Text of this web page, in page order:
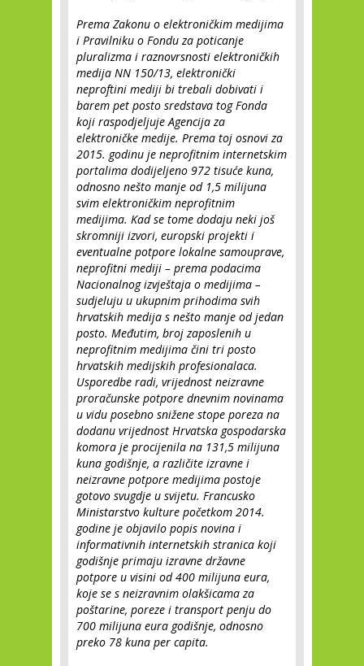
Prema Zakonu o elektroničkim medijima
i Pravilniku o Fondu za poticanje
pluralizma i raznovrsnosti elektroničkih
medija NN 150/13, elektronički
neproftini mediji bi trebali dobivati i
barem pet posto sredstava tog Fonda
koji raspodjeljuje Agencija za
elektroničke medije. Prema toj osnovi za
2015. godinu je neprofitnim internetskim
portalima dodijeljeno 972 tisuće kuna,
odnosno nešto manje od 1,5 milijuna
svim elektroničkim neprofitnim
medijima. Kad se tome dodaju neki još
skromniji izvori, europski projekti i
eventualne potpore lokalne samouprave,
neprofitni mediji – prema podacima
Nacionalnog izvještaja o medijima –
sudjeluju u ukupnim prihodima svih
hrvatskih medija s nešto manje od jedan
posto. Međutim, broj zaposlenih u
neprofitnim medijima čini tri posto
hrvatskih medijskih profesionalaca.
Usporedbe radi, vrijednost neizravne
proračunske potpore dnevnim novinama
u vidu posebno snižene stope poreza na
dodanu vrijednost Hrvatska gospodarska
komora je procijenila na 131,5 milijuna
kuna godišnje, a različite izravne i
neizravne potpore medijima postoje
gotovo svugdje u svijetu. Francusko
Ministarstvo kulture početkom 2014.
godine je objavilo popis novina i
informativnih internetskih stranica koji
godišnje primaju izravne državne
potpore u visini od 400 milijuna eura,
koje se s neizravnim olakšicama za
poštarine, poreze i transport penju do
700 milijuna eura godišnje, odnosno
preko 78 kuna per capita.